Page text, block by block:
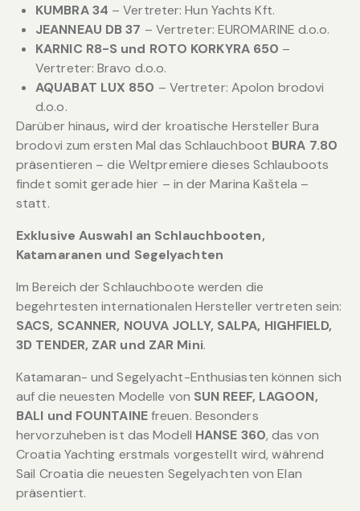
KUMBRA 34 – Vertreter: Hun Yachts Kft.
JEANNEAU DB 37 – Vertreter: EUROMARINE d.o.o.
KARNIC R8-S und ROTO KORKYRA 650 –
Vertreter: Bravo d.o.o.
AQUABAT LUX 850 – Vertreter: Apolon brodovi
d.o.o.
Darüber hinaus, wird der kroatische Hersteller Bura
brodovi zum ersten Mal das Schlauchboot BURA 7.80
präsentieren – die Weltpremiere dieses Schlauboots
findet somit gerade hier – in der Marina Kaštela –
statt.
Exklusive Auswahl an Schlauchbooten,
Katamaranen und Segelyachten
Im Bereich der Schlauchboote werden die
begehrtesten internationalen Hersteller vertreten sein:
SACS, SCANNER, NOUVA JOLLY, SALPA, HIGHFIELD,
3D TENDER, ZAR und ZAR Mini.
Katamaran- und Segelyacht-Enthusiasten können sich
auf die neuesten Modelle von SUN REEF, LAGOON,
BALI und FOUNTAINEfreuen. Besonders
hervorzuheben ist das Modell HANSE 360, das von
Croatia Yachting erstmals vorgestellt wird, während
Sail Croatia die neuesten Segelyachten von Elan
präsentiert.